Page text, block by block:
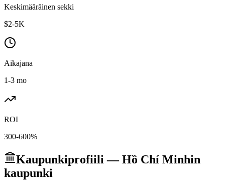
Keskimääräinen sekki
$2-5K
Aikajana
1-3 mo
ROI
300-600%
Kaupunkiprofiili — Hồ Chí Minhin
kaupunki